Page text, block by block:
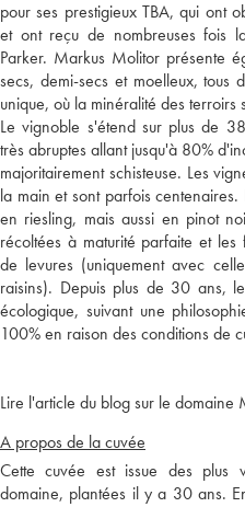
pour ses prestigieux TBA, qui ont
et ont reçu de nombreuses fois
Parker. Markus Molitor présente
secs, demi-secs et moelleux, tous
unique, où la minéralité des terroirs
Le vignoble s'étend sur plus de
très abruptes allant jusqu'à 80%
majoritairement schisteuse. Les
la main et sont parfois
en riesling, mais aussi en pinot
récoltées à maturité parfaite et les
de levures (uniquement avec
raisins). Depuis plus de 30 ans,
écologique, suivant une
100% en raison des conditions de
Lire l'article du blog sur le domaine
A propos de la cuvée
Cette cuvée est issue des plus
domaine, plantées il y a 30 ans.